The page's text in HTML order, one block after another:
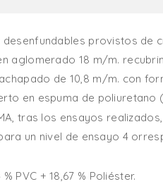
provistos de
aglomerado 18 m/m.
de 10,8 m/m. con
en espuma de poliuretano
tras los ensayos
para un nivel de ensayo 4
PVC + 18,67 % Poliéster.